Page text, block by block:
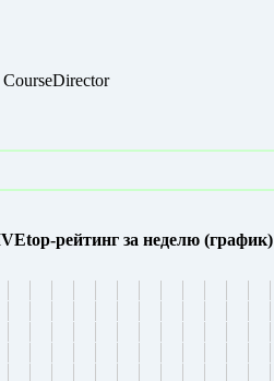
CourseDirector
рейтинг за неделю (график)